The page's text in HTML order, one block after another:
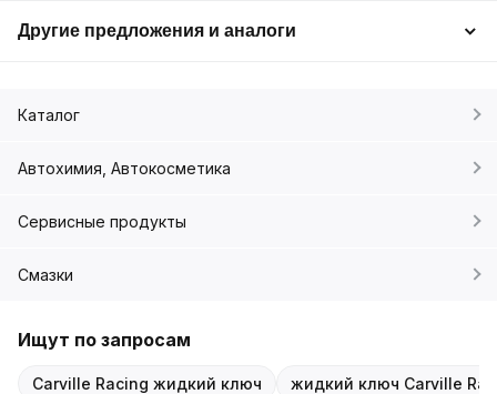
Другие предложения и аналоги
Каталог
Автохимия, Автокосметика
Сервисные продукты
Смазки
Ищут по запросам
Carville Racing жидкий ключ жидкий ключ Carville